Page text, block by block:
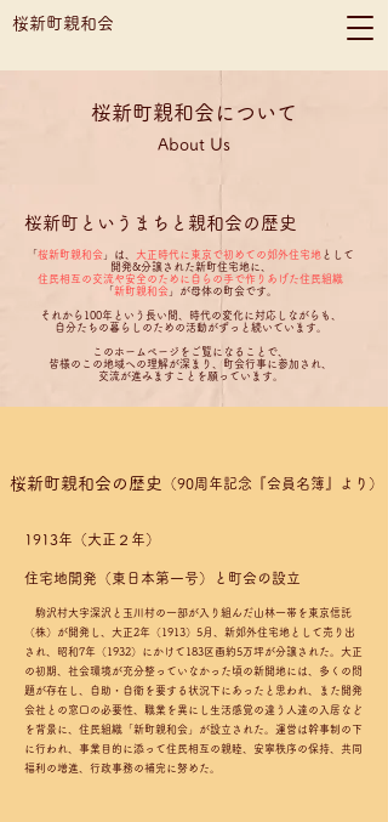
桜新町親和会
​桜新町親和会について
About Us
​桜新町というまちと親和会の歴史
「 桜新町親和会 」は、 大正時代に東京で初めての郊外住宅地 として
開発&分譲された新町住宅地に、
住民相互の交流や安全のために自らの手で作りあげた住民組織
「 新町親和会 」が母体の町会です。
それから100年という長い間、時代の変化に対応しながらも、
自分たちの暮らしのための活動がずっと続いています。
このホームページをご覧になることで、
皆様のこの地域への理解が深まり、町会行事に参加され、
交流が進みますことを願っています。
桜新町親和会の歴史 （90周年記念『会員名簿』より）
1913年（大正２年）
住宅地開発（東日本第一号）と町会の設立
駒沢村大字深沢と玉川村の一部が入り組んだ山林一帯を東京信託
（株）が開発し、大正2年（1913）5月、新郊外住宅地として売り出
され、昭和7年（1932）にかけて183区画約5万坪が分譲された。大正
の初期、社会環境が充分整っていなかった頃の新開地には、多くの問
題が存在し、自助・自衛を要する状況下にあったと思われ、また開発
会社との窓口の必要性、職業を異にし生活感覚の違う人達の入居など
を背景に、住民組織「新町親和会」が設立された。運営は幹事制の下
に行われ、事業目的に添って住民相互の親睦、安寧秩序の保持、共同
福利の増進、行政事務の補完に努めた。